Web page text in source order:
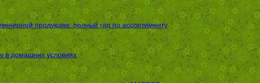
продукции: полный гид по ассортименту
в домашних условиях